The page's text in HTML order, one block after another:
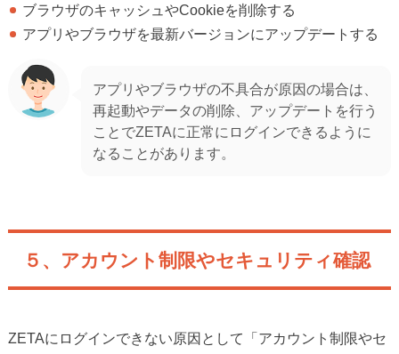
ブラウザのキャッシュやCookieを削除する
アプリやブラウザを最新バージョンにアップデートする
アプリやブラウザの不具合が原因の場合は、
再起動やデータの削除、アップデートを行う
ことでZETAに正常にログインできるように
なることがあります。
５、アカウント制限やセキュリティ確認
ZETAにログインできない原因として「アカウント制限やセ